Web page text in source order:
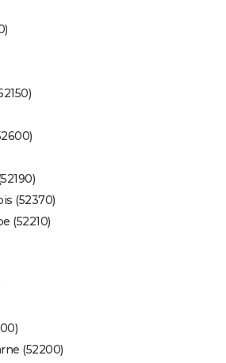
(52370)
(52210)
(52200)